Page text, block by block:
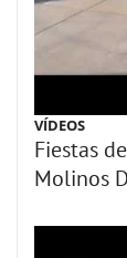
VÍDEOS
Fiestas
Molinos